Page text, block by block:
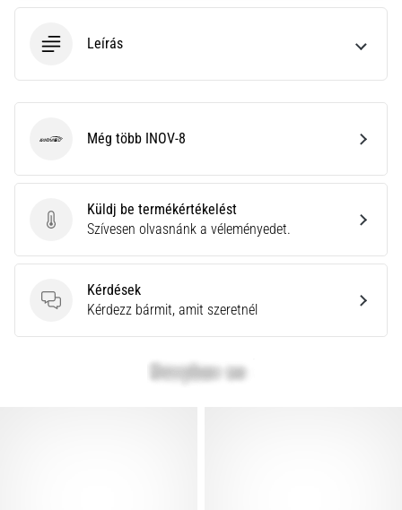
megjelenítése
Leírás
Küldj be termékértékelést
Küldj be termékértékelést
Szívesen olvasnánk a véleményedet.
Kérdések
Kérdések
Kérdezz bármit, amit szeretnél
INOV-8Még több INOV-8